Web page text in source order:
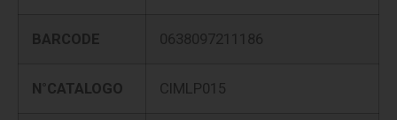
BARCODE 0638097211186
N°CATALOGO CIMLP015